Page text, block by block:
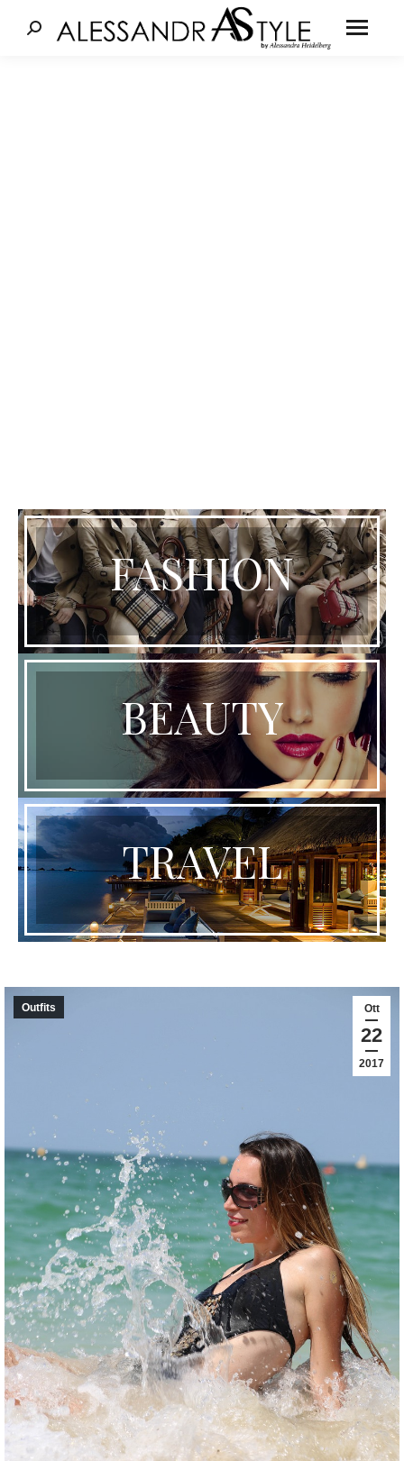
Cerca:
FASHION
BEAUTY
TRAVEL
Ott
22
2017
Outfits